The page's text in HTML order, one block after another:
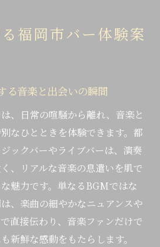
トが彩るバーの過ごし方とは
味わう音楽とお酒の特別なひ
叶う観客と演奏者の距離感の
トランの夜を満喫する方法
バーで感じるライブの臨場感
生演奏バーの醍醐味
福岡市バー体験案
る音楽と出会いの瞬間
、日常の喧騒から離れ、音楽と
なひとときを体験できます。都
ックバーやライブバーは、演奏
、リアルな音楽の息遣いを肌で
魅力です。単なるBGMではな
、楽曲の細やかなニュアンスや
直接伝わり、音楽ファンだけで
新鮮な感動をもたらします。